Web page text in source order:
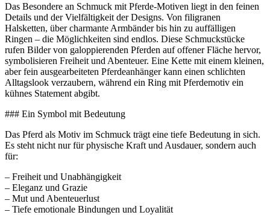
Das Besondere an Schmuck mit Pferde-Motiven liegt in den feinen
Details und der Vielfältigkeit der Designs. Von filigranen
Halsketten, über charmante Armbänder bis hin zu auffälligen
Ringen – die Möglichkeiten sind endlos. Diese Schmuckstücke
rufen Bilder von galoppierenden Pferden auf offener Fläche hervor,
symbolisieren Freiheit und Abenteuer. Eine Kette mit einem kleinen,
aber fein ausgearbeiteten Pferdeanhänger kann einen schlichten
Alltagslook verzaubern, während ein Ring mit Pferdemotiv ein
kühnes Statement abgibt.
### Ein Symbol mit Bedeutung
Das Pferd als Motiv im Schmuck trägt eine tiefe Bedeutung in sich.
Es steht nicht nur für physische Kraft und Ausdauer, sondern auch
für:
– Freiheit und Unabhängigkeit
– Eleganz und Grazie
– Mut und Abenteuerlust
– Tiefe emotionale Bindungen und Loyalität